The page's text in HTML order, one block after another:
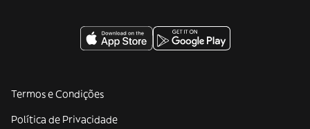
Termos e Condições
Política de Privacidade